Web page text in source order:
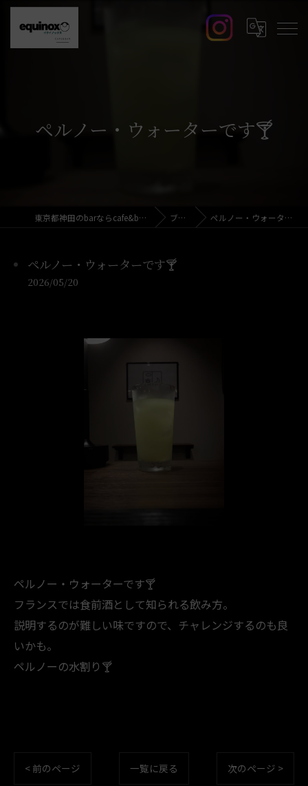
ペルノー・ウォーターです🍸️
東京都神田のbarならcafe&bar equinox ブログ ペルノー・ウォーターです🍸️
ペルノー・ウォーターです🍸️
2026/05/20
ペルノー・ウォーターです🍸️
フランスでは食前酒として知られる飲み方。
説明するのが難しい味ですので、チャレンジするのも良
いかも。
ペルノーの水割り🍸️
< 前のページ 一覧に戻る 次のページ >